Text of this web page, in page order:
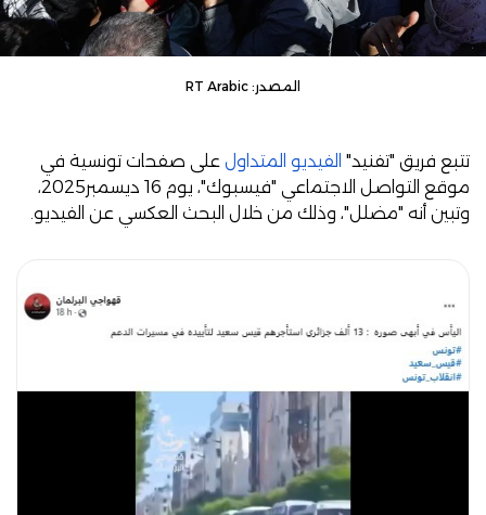
المصدر: RT Arabic
تتبع فريق "تفنيد" الفيديو المتداول على صفحات تونسية في
موقع التواصل الاجتماعي "فيسبوك"، يوم 16 ديسمبر2025،
وتبين أنه "مضلل"، وذلك من خلال البحث العكسي عن الفيديو.